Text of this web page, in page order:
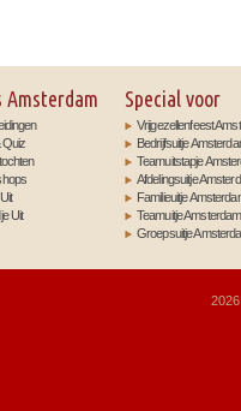
Amsterdam
Quiz
Uit
Special voor
Vrijgezellenfeest
Bedrijfsuitje
Teamuitstapje
Afdelingsuitje
Familieuitje
Teamuitje Amsterdam
Groepsuitje